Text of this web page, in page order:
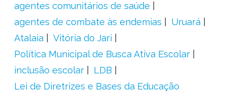
agentes comunitários de saúde
agentes de combate às endemias
Uruará
Atalaia
Vitória do Jari
Política Municipal de Busca Ativa Escolar
inclusão escolar
LDB
Lei de Diretrizes e Bases da Educação